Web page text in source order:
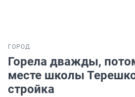
ГОРОД
Горела дважды,
месте школы
стройка